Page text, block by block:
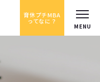
育休プチMBA
ってなに？